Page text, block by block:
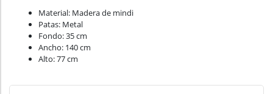
Material: Madera de mindi
Patas: Metal
Fondo: 35 cm
Ancho: 140 cm
Alto: 77 cm